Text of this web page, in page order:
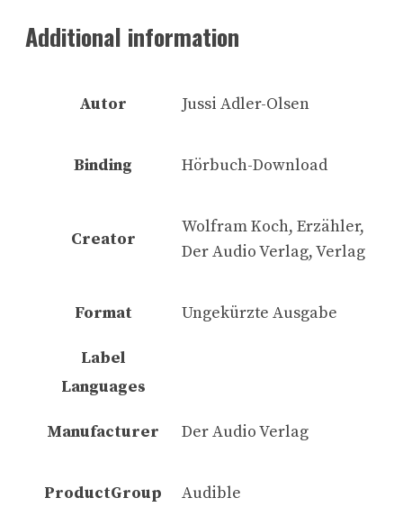
Additional information
Autor Jussi Adler-Olsen
Binding Hörbuch-Download
Creator
Wolfram Koch, Erzähler,
Der Audio Verlag, Verlag
Format Ungekürzte Ausgabe
Label
Languages
Manufacturer Der Audio Verlag
ProductGroup Audible